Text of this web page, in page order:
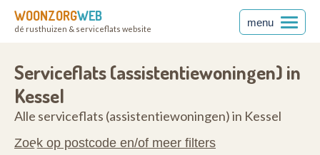
WOONZORGWEB
dé rusthuizen & serviceflats website
menu
Serviceflats (assistentiewoningen) in
Kessel
Alle serviceflats (assistentiewoningen) in Kessel
Zoek op postcode en/of meer filters